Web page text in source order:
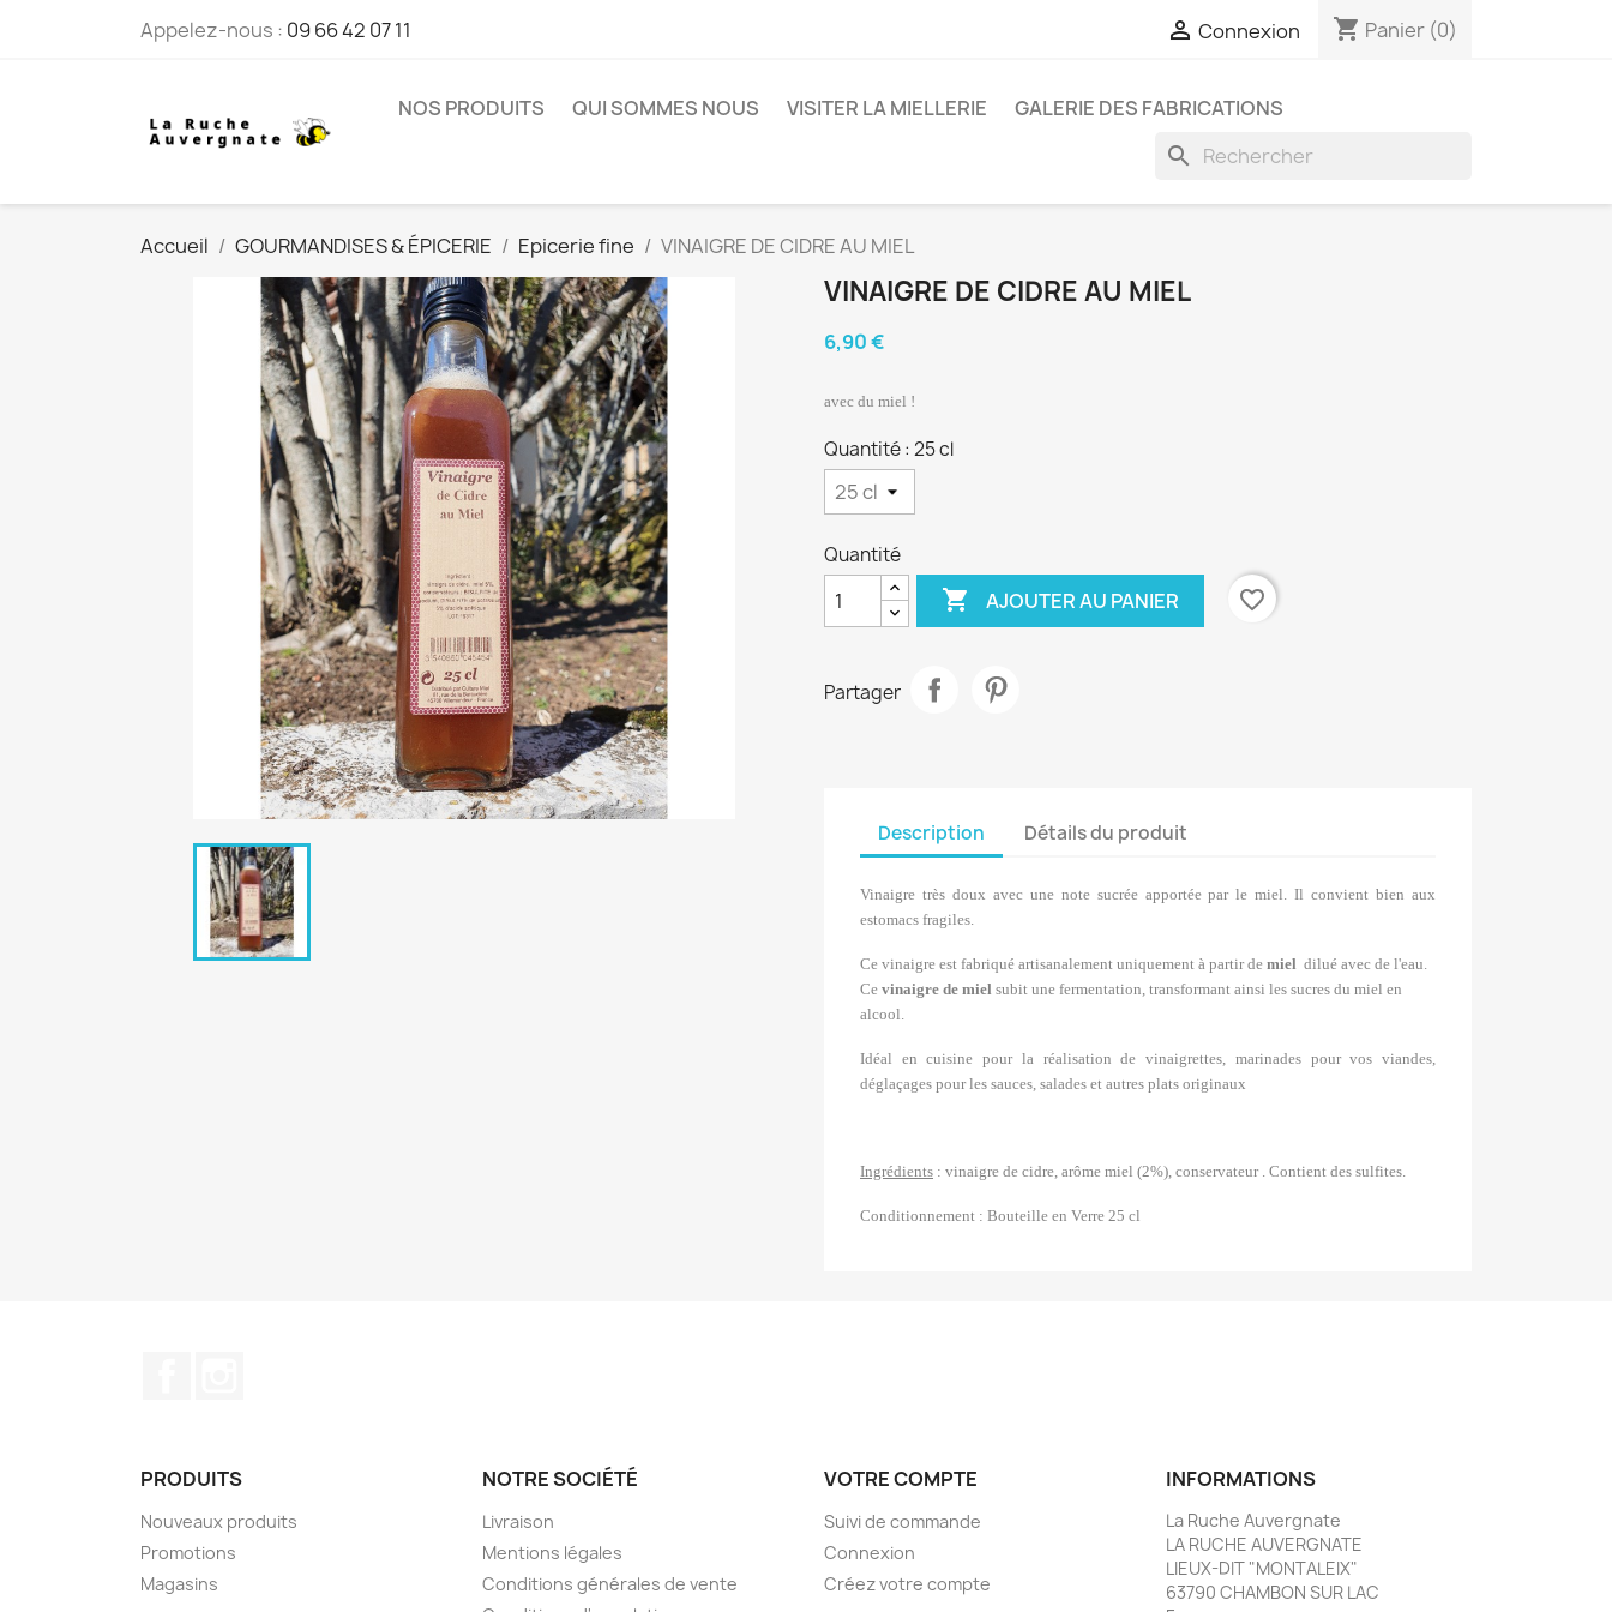
Appelez-nous : 09 66 42 07 11  Connexion shopping_cart Panier (0)
NOS PRODUITS QUI SOMMES NOUS VISITER LA MIELLERIE GALERIE DES FABRICATIONS
search
Accueil GOURMANDISES & ÉPICERIE Epicerie fine VINAIGRE DE CIDRE AU MIEL
VINAIGRE DE CIDRE AU MIEL
6,90 €
avec du miel !
Quantité : 25 cl
Quantité
 AJOUTER AU PANIER favorite_border
Partager
Description Détails du produit
Vinaigre très doux avec une note sucrée apportée par le miel. Il convient bien aux
estomacs fragiles.
Ce vinaigre est fabriqué artisanalement uniquement à partir de miel dilué avec de l'eau.
Ce vinaigre de miel subit une fermentation, transformant ainsi les sucres du miel en
alcool.
Idéal en cuisine pour la réalisation de vinaigrettes, marinades pour vos viandes,
déglaçages pour les sauces, salades et autres plats originaux
Ingrédients : vinaigre de cidre, arôme miel (2%), conservateur . Contient des sulfites.
Conditionnement : Bouteille en Verre 25 cl
PRODUITS
Nouveaux produits
Promotions
Magasins
NOTRE SOCIÉTÉ
Livraison
Mentions légales
Conditions générales de vente
VOTRE COMPTE
Suivi de commande
Connexion
Créez votre compte
INFORMATIONS
La Ruche Auvergnate
LA RUCHE AUVERGNATE
LIEUX-DIT "MONTALEIX"
63790 CHAMBON SUR LAC